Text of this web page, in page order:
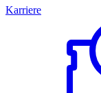
Karriere